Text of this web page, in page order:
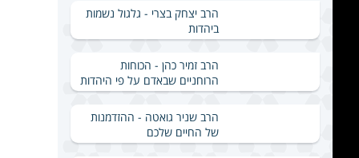
הרב יצחק בצרי - גלגול נשמות
ביהדות
הרב זמיר כהן - הכוחות
הרוחניים שבאדם על פי היהדות
הרב שניר גואטה - ההזדמנות
של החיים שלכם